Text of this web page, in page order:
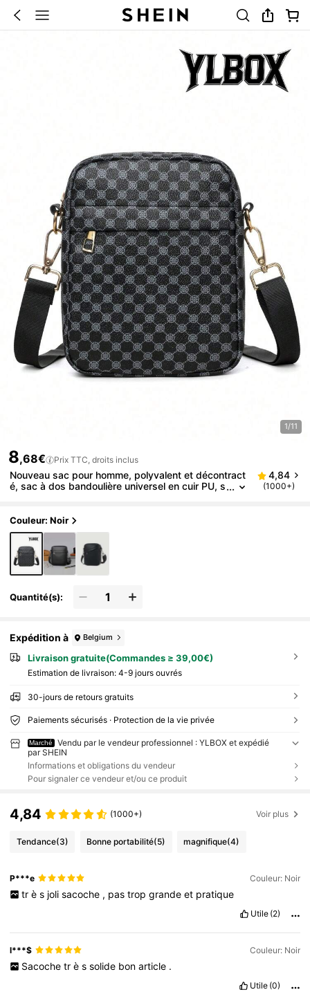
1/11
8,68€ Prix TTC, droits inclus
Nouveau sac pour homme, polyvalent et décontract
é, sac à dos bandoulière universel en cuir PU, s
sac bandoulière cadeau pour homme, mini sac, peti
t sac, portefeuille, sac de bureau, sac bandoulière,
sac latéral pour homme, sac pour appareil photo, sa
c de vacances
4,84
(1000+)
Couleur: Noir
Quantité(s):
Expédition à Belgium
Livraison gratuite(Commandes ≥ 39,00€)
Estimation de livraison: 4-9 jours ouvrés
30-jours de retours gratuits
Paiements sécurisés · Protection de la vie privée
Marché
Vendu par le vendeur professionnel : YLBOX et expédié
par SHEIN
Informations et obligations du vendeur
Pour signaler ce vendeur et/ou ce produit
4,84 (1000+) Voir plus
Tendance(3) Bonne portabilité(5) magnifique(4)
P***e Couleur: Noir
tr è s joli sacoche , pas trop grande et pratique
Utile (2)
l***$ Couleur: Noir
Sacoche tr è s solide bon article .
Utile (0)